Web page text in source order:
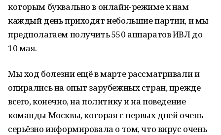
которым буквально в онлайн-режиме к нам
каждый день приходят небольшие партии, и мы
предполагаем получить 550 аппаратов ИВЛ до
10 мая.
Мы ход болезни ещё в марте рассматривали и
опирались на опыт зарубежных стран, прежде
всего, конечно, на политику и на поведение
команды Москвы, которая с первых дней очень
серьёзно информировала о том, что вирус очень